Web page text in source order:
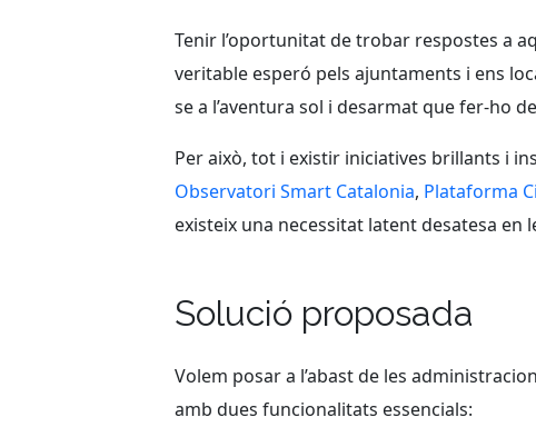
Tenir l’oportunitat de trobar respostes a
veritable esperó pels ajuntaments i ens
se a l’aventura sol i desarmat que fer-ho
Per això, tot i existir iniciatives brillants i
Observatori Smart Catalonia, Plataforma
existeix una necessitat latent desatesa en
Solució proposada
Volem posar a l’abast de les
amb dues funcionalitats essencials: